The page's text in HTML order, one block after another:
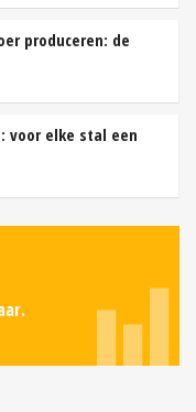
produceren: de
voor elke stal een